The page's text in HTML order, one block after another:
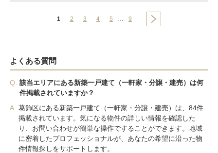
1 2 3 4 5 … 9
よくある質問
Q.
該当エリアにある新築一戸建て（一軒家・分譲・建売）は何
件掲載されていますか？
A. 葛飾区にある新築一戸建て（一軒家・分譲・建売）は、84件
掲載されています。気になる物件の詳しい情報を確認した
り、お問い合わせが簡単な操作ですることができます。地域
に密着したプロフェッショナルが、あなたの希望に沿った物
件情報探しをサポートします。